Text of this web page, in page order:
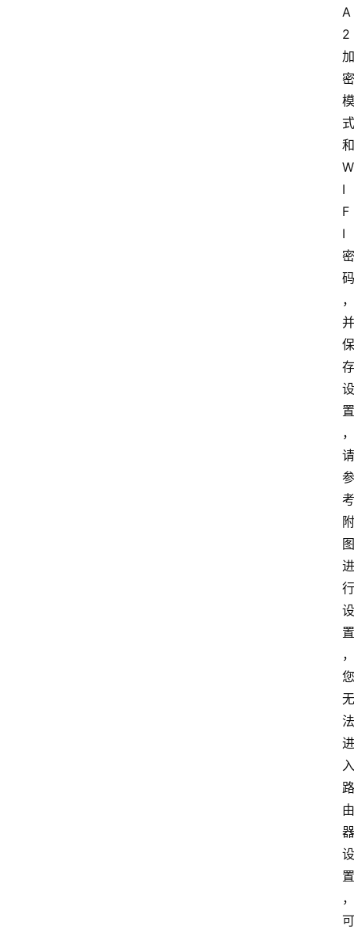
A
2
加
密
模
式
和
W
I
F
I
密
码
，
并
保
存
设
置
，
请
参
考
附
图
进
行
设
置
，
您
无
法
进
入
路
由
器
设
置
，
可